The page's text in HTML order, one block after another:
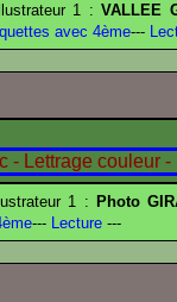
1 :VALLEE
avec 4ème---
1 :
Photo
--- Lecture ---